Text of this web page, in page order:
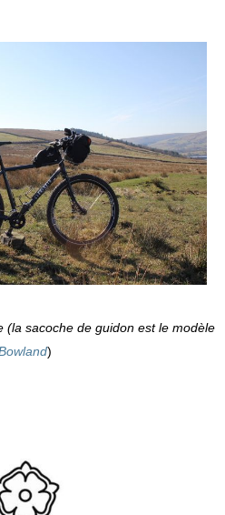
(la sacoche de guidon est le modèle
)